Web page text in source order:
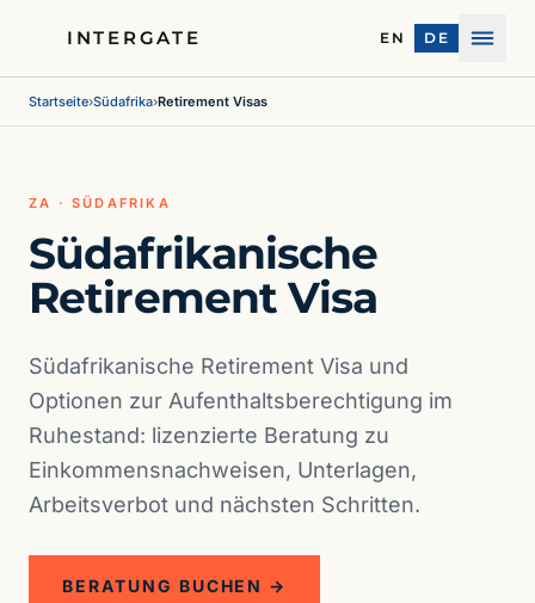
INTERGATE EN DE
Menü
Startseite›Südafrika›Retirement Visas
ZA · SÜDAFRIKA
Südafrikanische
Retirement Visa
Südafrikanische Retirement Visa und
Optionen zur Aufenthaltsberechtigung im
Ruhestand: lizenzierte Beratung zu
Einkommensnachweisen, Unterlagen,
Arbeitsverbot und nächsten Schritten.
BERATUNG BUCHEN →